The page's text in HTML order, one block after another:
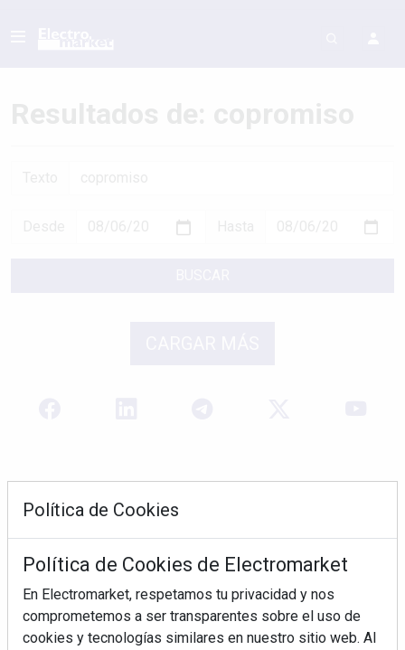
REVISTA 378
Política de Cookies
Política de Cookies de Electromarket
En Electromarket, respetamos tu privacidad y nos
comprometemos a ser transparentes sobre el uso de
cookies y tecnologías similares en nuestro sitio web. Al